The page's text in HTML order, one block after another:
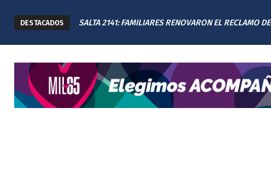
DESTACADOS
SALTA 2141: FAMILIARES RENOVARON EL RECLAMO DE